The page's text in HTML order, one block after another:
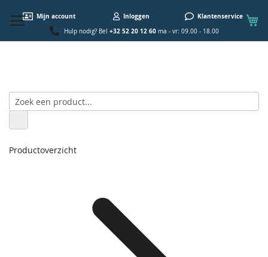
Mijn account Inloggen Klantenservice
Hulp nodig? Bel +32 52 20 12 60ma - vr: 09.00 - 18.00
Productoverzicht